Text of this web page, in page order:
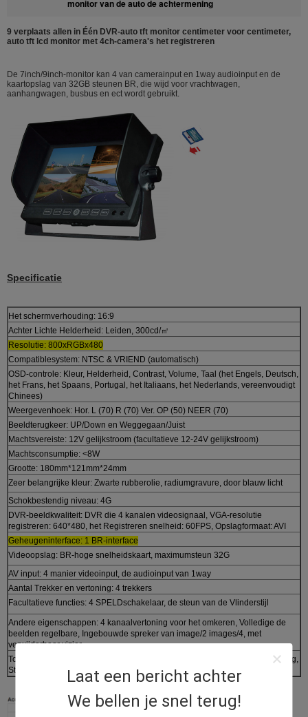
Laat een bericht achter
We bellen je snel terug!
monitor van de auto de achtermening
9 verplaats allen in Één DVR-auto tft monitor centimeter voor centimeter,
auto tft lcd monitor met 4ch-camera's het registreren
De 7inch/9inch-monitor kan 4 van camerainput en 1way audioinput en de
kaartopslag van 32GB steunen BR, die wijd voor vrachtwagen,
aanhangwagen, busbus en ect wordt gebruikt.
Specificatie
Het schermverhouding: 16:9
Achter Lichte Helderheid: Leiden, 300cd/㎡
Resolutie: 800xRGBx480
Compatiblesystem: NTSC & VRIEND (automatisch)
OSD-controle: Kleur, Helderheid, Contrast, Volume, Taal (het Engels, Deutsch,
het Frans, het Spaans, Portugal, het Italiaans, het Nederlands, vereenvoudigt
Chinees)
Weergevenhoek: Hor. L (70) R (70) Ver. OP (50) NEER (70)
Beeldterugkeer: UP/Down en Weggegaan/Juist
Machtsvereiste: 12V gelijkstroom (facultatieve 12-24V gelijkstroom)
Machtsconsumptie: <8W
Grootte: 180mm*121mm*24mm
Zeer belangrijke kleur: Zwarte rubberolie, radiumgravure, door blauw licht
Schokbestendig niveau: 4G
DVR-beeldkwaliteit: DVR die 4 kanalen videosignaal, VGA-resolutie
registreren: 640*480, het Registreren snelheid: 60FPS, Opslagformaat: AVI
Geheugeninterface: 1 BR-interface
Videoopslag: BR-hoge snelheidskaart, maximumsteun 32G
AV input: 4 manier videoinput, de audioinput van 1way
Aantal Trekker en vertoning: 4 trekkers
Facultatieve functies: 4 SPELDschakelaar, de steun van de Vlinderstijl
Andere eigenschappen: 4 kanaalvertoning voor het omkeren, Volledige de
beelden regelbare, Ingebouwde spreker van image/2 images/4, met
verwijderbaar vizier
Toebehoren: Ver controlemechanisme, Voedingkabel, Gebruikershandleiding,
Steun